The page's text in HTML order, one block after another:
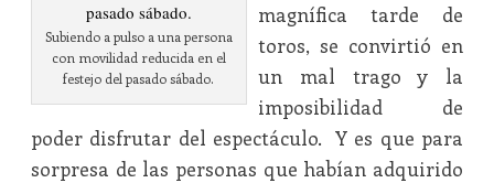
Subiendo a pulso a una persona
con movilidad reducida en el
festejo del pasado sábado.
magnífica tarde de
toros, se convirtió en
un mal trago y la
imposibilidad de
poder disfrutar del espectáculo. Y es que para
sorpresa de las personas que habían adquirido